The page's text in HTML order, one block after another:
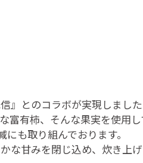
』とのコラボが実現しました
有柿、そんな果実を使用し
も取り組んでおります。
な甘みを閉じ込め、炊き上